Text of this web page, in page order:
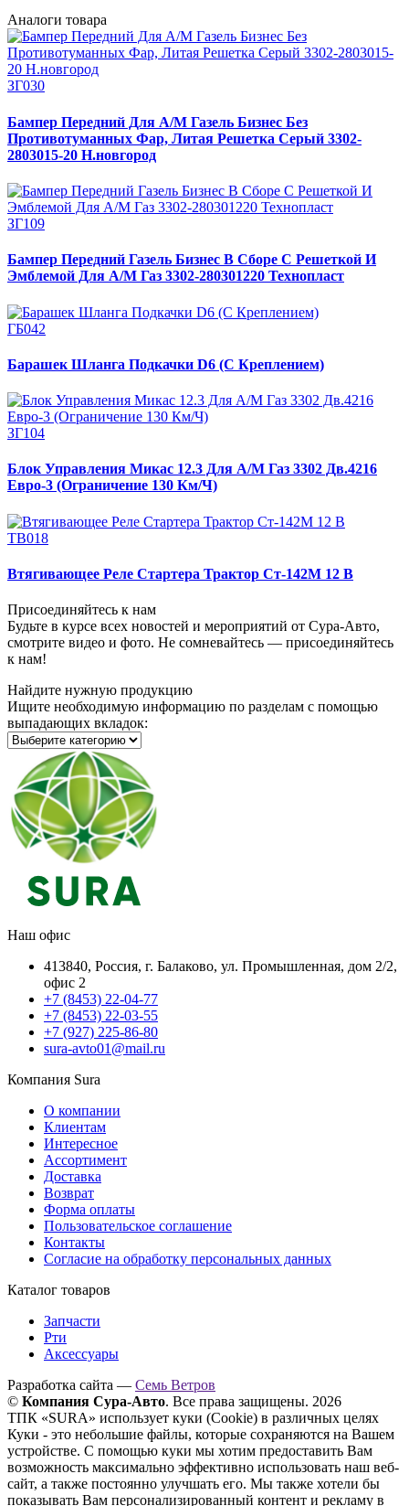
Аналоги товара
ЗГ030
Бампер Передний Для А/М Газель Бизнес Без
Противотуманных Фар, Литая Решетка Серый 3302-
2803015-20 Н.новгород
ЗГ109
Бампер Передний Газель Бизнес В Сборе С Решеткой И
Эмблемой Для А/М Газ 3302-280301220 Технопласт
ГБ042
Барашек Шланга Подкачки D6 (С Креплением)
ЗГ104
Блок Управления Микас 12.3 Для А/М Газ 3302 Дв.4216
Евро-3 (Ограничение 130 Км/Ч)
ТВ018
Втягивающее Реле Стартера Трактор Ст-142М 12 В
Присоединяйтесь к нам
Будьте в курсе всех новостей и мероприятий от Сура-Авто,
смотрите видео и фото. Не сомневайтесь — присоединяйтесь
к нам!
Найдите нужную продукцию
Ищите необходимую информацию по разделам с помощью
выпадающих вкладок:
Наш офис
413840, Россия, г. Балаково, ул. Промышленная, дом 2/2,
офис 2
+7 (8453) 22-04-77
+7 (8453) 22-03-55
+7 (927) 225-86-80
sura-avto01@mail.ru
Компания Sura
О компании
Клиентам
Интересное
Ассортимент
Доставка
Возврат
Форма оплаты
Пользовательское соглашение
Контакты
Согласие на обработку персональных данных
Каталог товаров
Запчасти
Рти
Аксессуары
Разработка сайта — Семь Ветров
© Компания Сура-Авто. Все права защищены. 2026
ТПК «SURA» использует куки (Cookie) в различных целях
Куки - это небольшие файлы, которые сохраняются на Вашем
устройстве. С помощью куки мы хотим предоставить Вам
возможность максимально эффективно использовать наш веб-
сайт, а также постоянно улучшать его. Мы также хотели бы
показывать Вам персонализированный контент и рекламу в